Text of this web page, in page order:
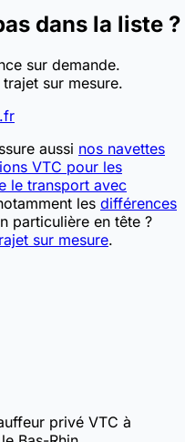
dans la liste ?
sur demande.
sur mesure.
aussi nos navettes
VTC pour les
le transport avec
les différences
particulière en tête ?
sur mesure.
privé VTC à